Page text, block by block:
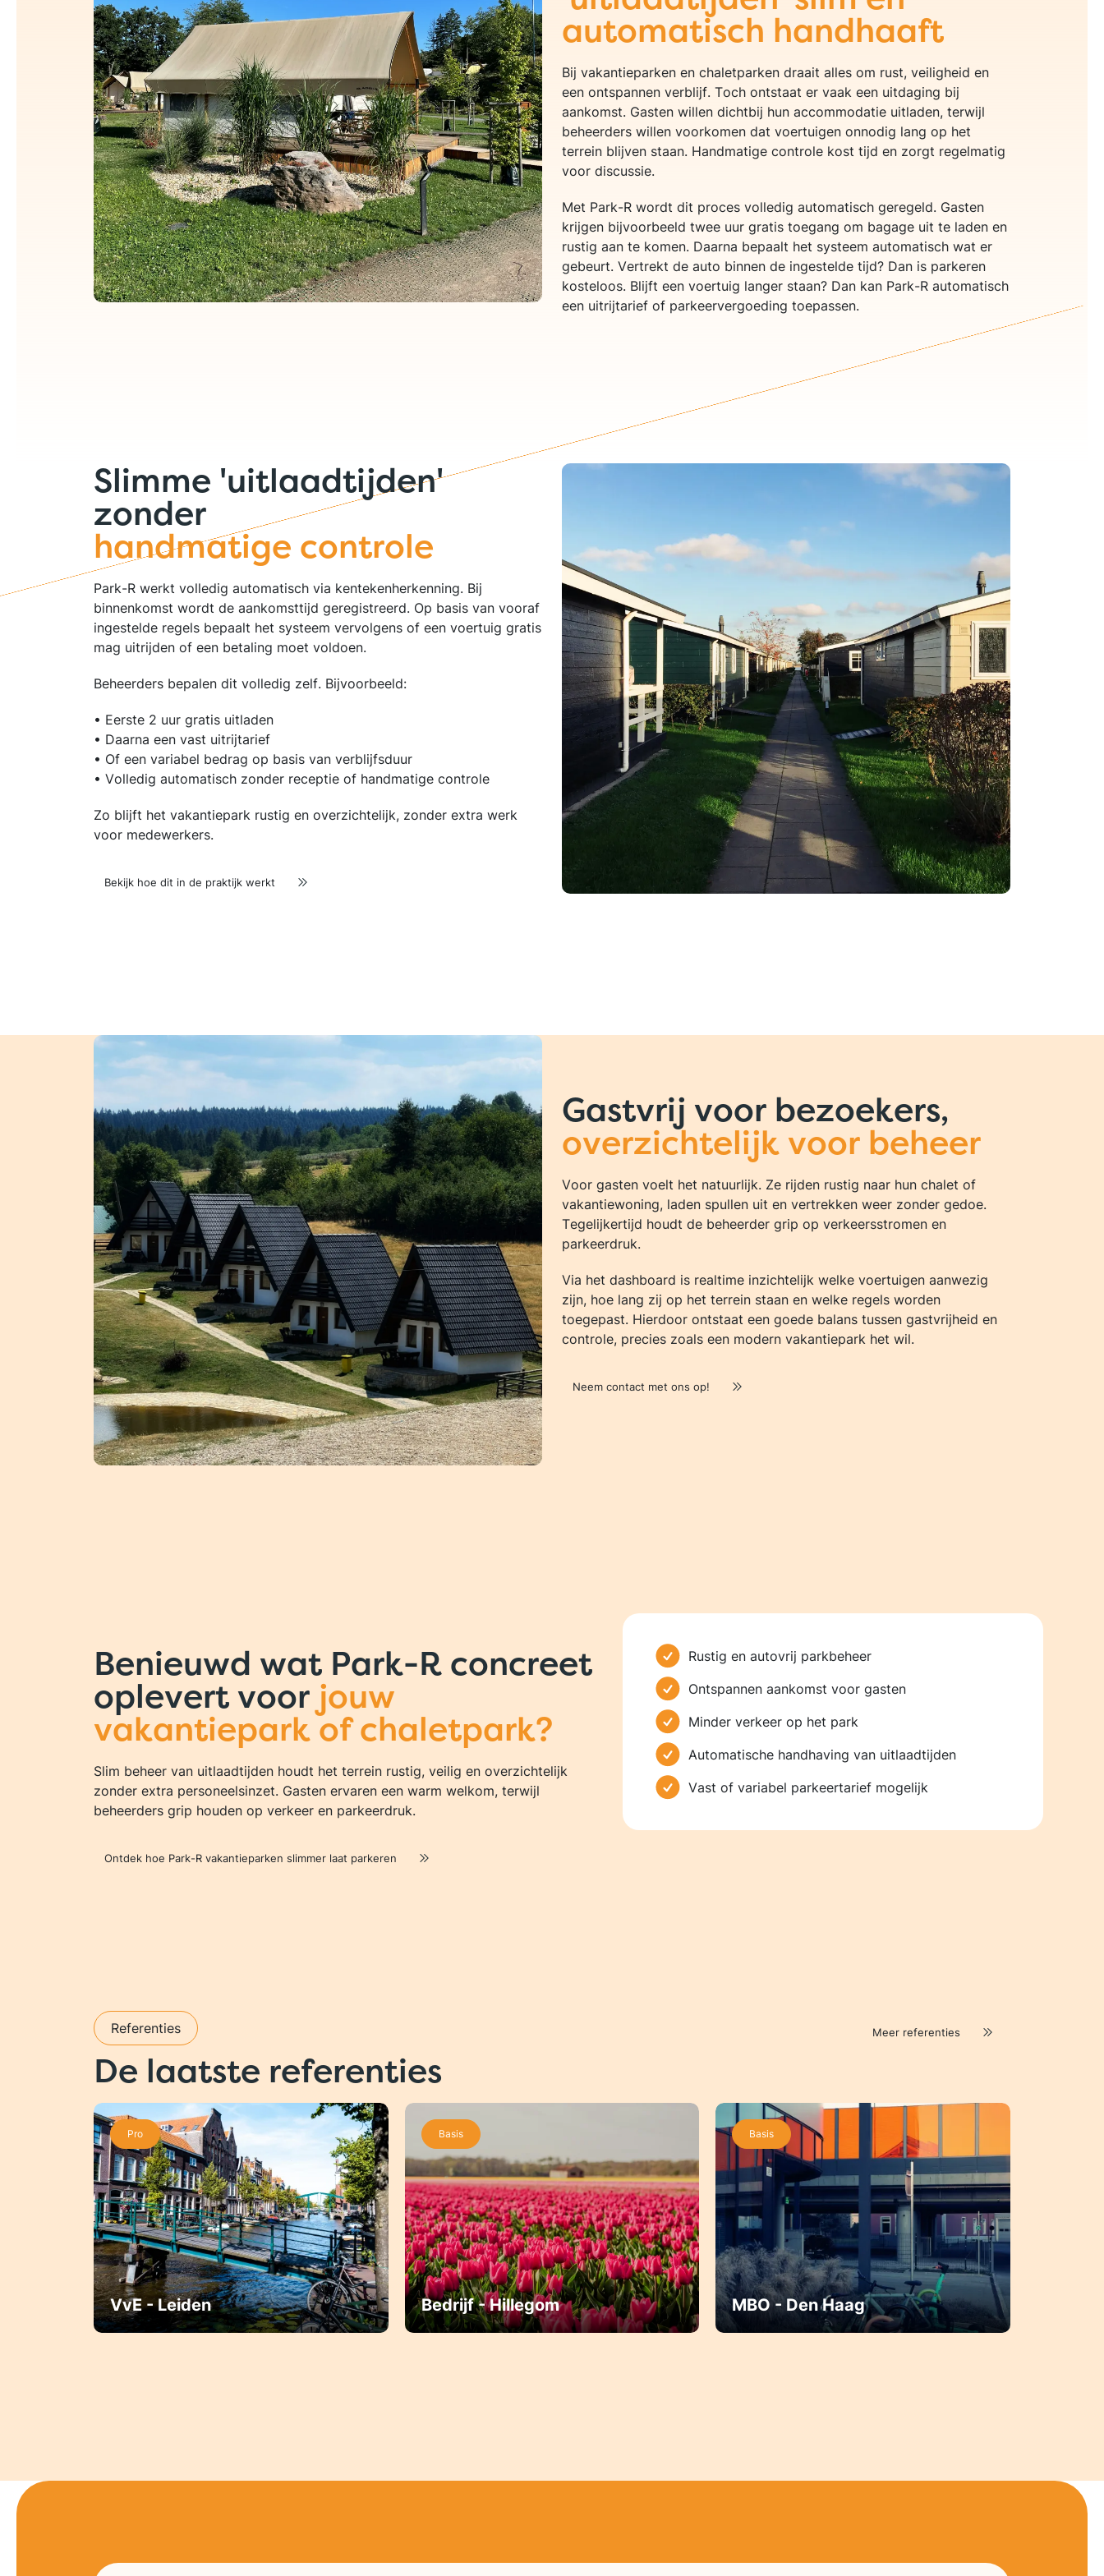
automatisch handhaaft
Bij vakantieparken en chaletparken draait alles om rust, veiligheid en
een ontspannen verblijf. Toch ontstaat er vaak een uitdaging bij
aankomst. Gasten willen dichtbij hun accommodatie uitladen, terwijl
beheerders willen voorkomen dat voertuigen onnodig lang op het
terrein blijven staan. Handmatige controle kost tijd en zorgt regelmatig
voor discussie.
Met Park-R wordt dit proces volledig automatisch geregeld. Gasten
krijgen bijvoorbeeld twee uur gratis toegang om bagage uit te laden en
rustig aan te komen. Daarna bepaalt het systeem automatisch wat er
gebeurt. Vertrekt de auto binnen de ingestelde tijd? Dan is parkeren
kosteloos. Blijft een voertuig langer staan? Dan kan Park-R automatisch
een uitrijtarief of parkeervergoeding toepassen.
Slimme 'uitlaadtijden'
zonder
handmatige controle
Park-R werkt volledig automatisch via kentekenherkenning. Bij
binnenkomst wordt de aankomsttijd geregistreerd. Op basis van vooraf
ingestelde regels bepaalt het systeem vervolgens of een voertuig gratis
mag uitrijden of een betaling moet voldoen.
Beheerders bepalen dit volledig zelf. Bijvoorbeeld:
• Eerste 2 uur gratis uitladen
• Daarna een vast uitrijtarief
• Of een variabel bedrag op basis van verblijfsduur
• Volledig automatisch zonder receptie of handmatige controle
Zo blijft het vakantiepark rustig en overzichtelijk, zonder extra werk
voor medewerkers.
Bekijk hoe dit in de praktijk werkt
Gastvrij voor bezoekers,
overzichtelijk voor beheer
Voor gasten voelt het natuurlijk. Ze rijden rustig naar hun chalet of
vakantiewoning, laden spullen uit en vertrekken weer zonder gedoe.
Tegelijkertijd houdt de beheerder grip op verkeersstromen en
parkeerdruk.
Via het dashboard is realtime inzichtelijk welke voertuigen aanwezig
zijn, hoe lang zij op het terrein staan en welke regels worden
toegepast. Hierdoor ontstaat een goede balans tussen gastvrijheid en
controle, precies zoals een modern vakantiepark het wil.
Neem contact met ons op!
Benieuwd wat Park-R concreet
oplevert voor jouw
vakantiepark of chaletpark?
Slim beheer van uitlaadtijden houdt het terrein rustig, veilig en overzichtelijk
zonder extra personeelsinzet. Gasten ervaren een warm welkom, terwijl
beheerders grip houden op verkeer en parkeerdruk.
Ontdek hoe Park-R vakantieparken slimmer laat parkeren
Rustig en autovrij parkbeheer
Ontspannen aankomst voor gasten
Minder verkeer op het park
Automatische handhaving van uitlaadtijden
Vast of variabel parkeertarief mogelijk
Referenties
De laatste referenties
Meer referenties
Pro
VvE - Leiden
Basis
Bedrijf - Hillegom
Basis
MBO - Den Haag